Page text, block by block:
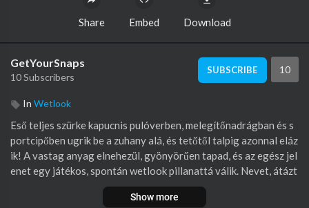
Share Embed Download
GetYourSnaps
10 Subscribers
SUBSCRIBE 10
In Wetlook
⁣Eső teljes szürke kapucnis pulóverben, melegítőnadrágban és s
portcipőben ugrik be a zuhany alá, és tetőtől talpig azonnal eláz
ik! A vastag anyag elnehezül, gyönyörűen tapad, és az egész jel
enet egy játékos, spontán wetlook pillanattá válik. Nevet, átázt
atja a kapucniját és az ujjait, pancsol, és ahogy a ruhái teljesen
átáznak, a melegítőnadrágja is elkezd lecsúszni a víz súlyától - e
Show more